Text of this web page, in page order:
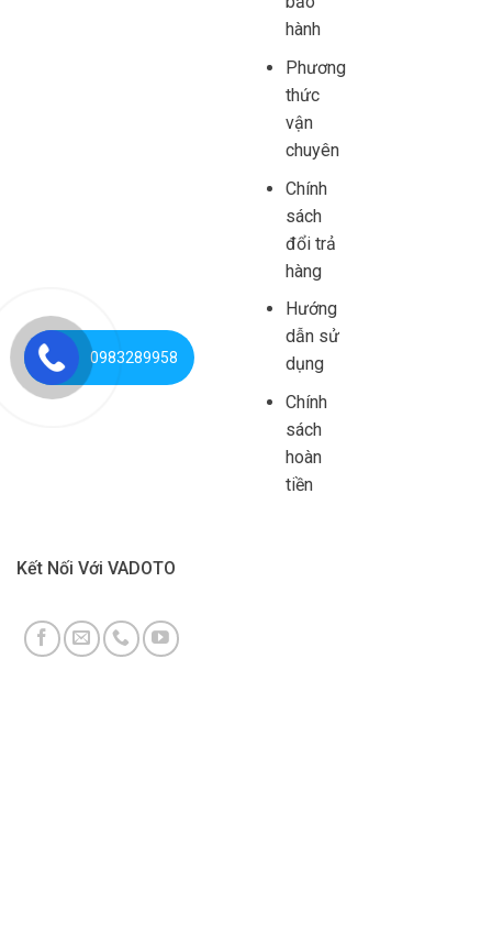
hành
Phương
thức
vận
chuyên
Chính
sách
đổi trả
hàng
Hướng
dẫn sử
dụng
Chính
sách
hoàn
tiền
Kết Nối Với VADOTO
0983289958